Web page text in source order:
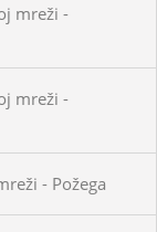
mreži -
mreži -
- Požega